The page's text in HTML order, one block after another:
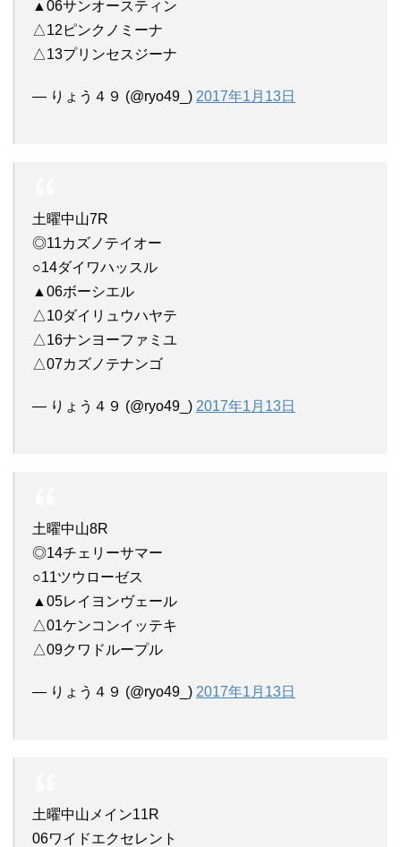
▲06サンオースティン
△12ピンクノミーナ
△13プリンセスジーナ
— りょう４９ (@ryo49_) 2017年1月13日
土曜中山7R
◎11カズノテイオー
○14ダイワハッスル
▲06ボーシエル
△10ダイリュウハヤテ
△16ナンヨーファミユ
△07カズノテナンゴ
— りょう４９ (@ryo49_) 2017年1月13日
土曜中山8R
◎14チェリーサマー
○11ツウローゼス
▲05レイヨンヴェール
△01ケンコンイッテキ
△09クワドループル
— りょう４９ (@ryo49_) 2017年1月13日
土曜中山メイン11R
06ワイドエクセレント